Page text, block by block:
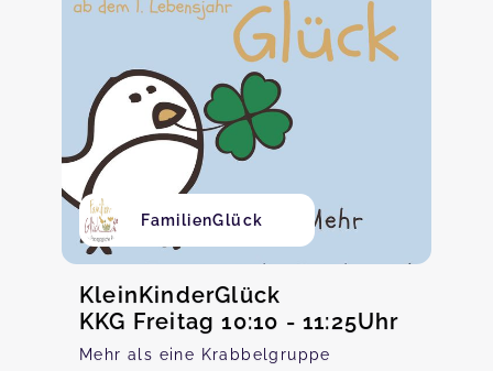
FamilienGlück
KleinKinderGlück
KKG Freitag 10:10 - 11:25Uhr
Mehr als eine Krabbelgruppe